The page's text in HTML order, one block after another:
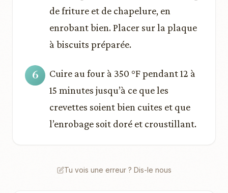
de friture et de chapelure, en
enrobant bien. Placer sur la plaque
à biscuits préparée.
Cuire au four à 350 °F pendant 12 à
15 minutes jusqu’à ce que les
crevettes soient bien cuites et que
l’enrobage soit doré et croustillant.
Tu vois une erreur ? Dis-le nous